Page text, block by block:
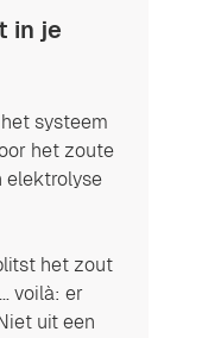
in je
systeem
het zoute
elektrolyse
het zout
voilà: er
uit een